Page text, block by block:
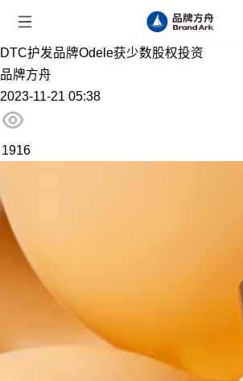
DTC护发品牌Odele获少数股权投资
品牌方舟
2023-11-21 05:38
1916